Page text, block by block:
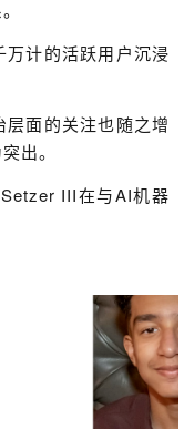
计的活跃用户沉浸
面的关注也随之增
出。
III在与AI机器